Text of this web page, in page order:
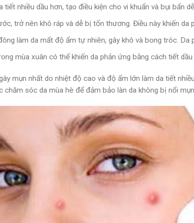
nhiều dầu hơn, tạo điều kiện cho vi khuẩn và bụi bẩn
trở nên khô ráp và dễ bị tổn thương. Điều này khiến da
làm da mất độ ẩm tự nhiên, gây khô và bong tróc.
mùa xuân có thể khiến da phản ứng bằng cách tiết
mụn nhất do nhiệt độ cao và độ ẩm lớn làm da tiết
sóc da mùa hè để đảm bảo làn da không bị nổi